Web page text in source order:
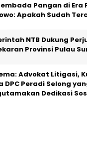
Pangan di Era
Apakah Sudah
NTB Dukung
Provinsi Pulau
Advokat Litigasi,
DPC Peradi Selong
Dedikasi